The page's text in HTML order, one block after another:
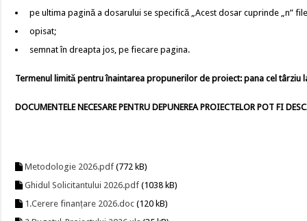
pe ultima pagină a dosarului se specifică „Acest dosar cuprinde „n”
opisat;
semnat în dreapta jos, pe fiecare pagina.
Termenul limită pentru înaintarea propunerilor de proiect: pana cel târziu
DOCUMENTELE NECESARE PENTRU DEPUNEREA PROIECTELOR POT FI
Metodologie 2026.pdf (772 kB)
Ghidul Solicitantului 2026.pdf (1038 kB)
1.Cerere finanțare 2026.doc (120 kB)